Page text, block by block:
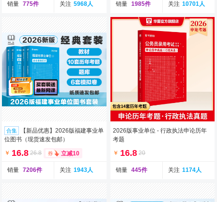
销量 775件 关注 5968人 销量 1985件 关注 10701人
合集
【新品优惠】2026版福建事业单
位图书（现货速发包邮）
￥ 16.8 26.8 立减10
销量 7206件 关注 1943人
2026版事业单位 - 行政执法申论历年
考题
￥ 16.8 20
销量 445件 关注 1174人